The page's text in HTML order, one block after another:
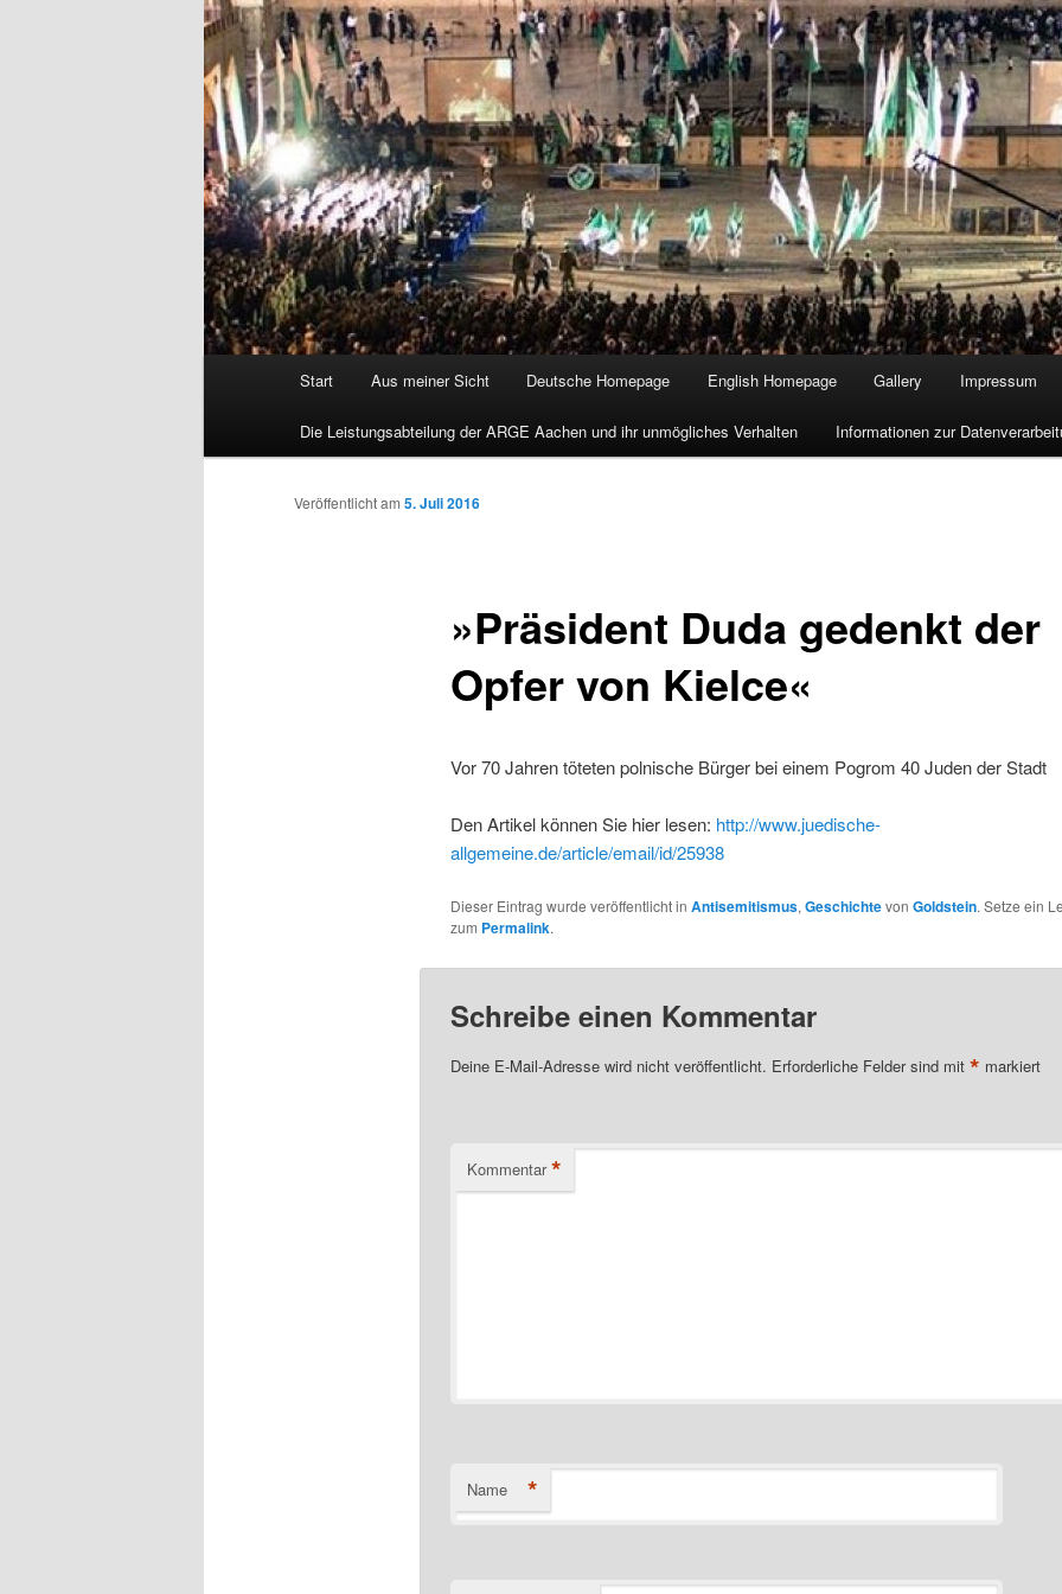
Start Aus meiner Sicht Deutsche Homepage English Homepage Gallery Impressum
Die Leistungsabteilung der ARGE Aachen und ihr unmögliches Verhalten Informationen zur
»Präsident Duda gedenkt der
Opfer von Kielce«
Veröffentlicht am 5. Juli 2016
Vor 70 Jahren töteten polnische Bürger bei einem Pogrom 40 Juden der Stadt
Den Artikel können Sie hier lesen: http://www.juedische-
allgemeine.de/article/email/id/25938
Dieser Eintrag wurde veröffentlicht in Antisemitismus,Geschichtevon Goldstein. Setze ein
zum Permalink.
Schreibe einen Kommentar
Deine E-Mail-Adresse wird nicht veröffentlicht. Erforderliche Felder sind mit * markiert
Kommentar *
Name *